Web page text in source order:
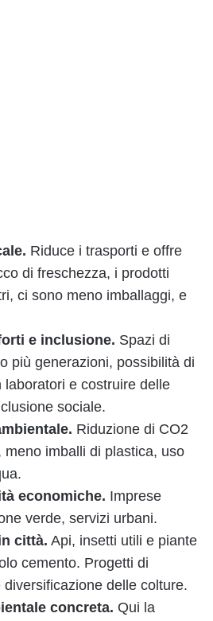
Riduce i trasporti e offre
di freschezza, i prodotti
ci sono meno imballaggi, e
e inclusione. Spazi di
più generazioni, possibilità di
e costruire delle
sociale.
Riduzione di CO2
meno imballi di plastica, uso
economiche. Imprese
verde, servizi urbani.
città. Api, insetti utili e piante
cemento. Progetti di
diversificazione delle colture.
concreta. Qui la